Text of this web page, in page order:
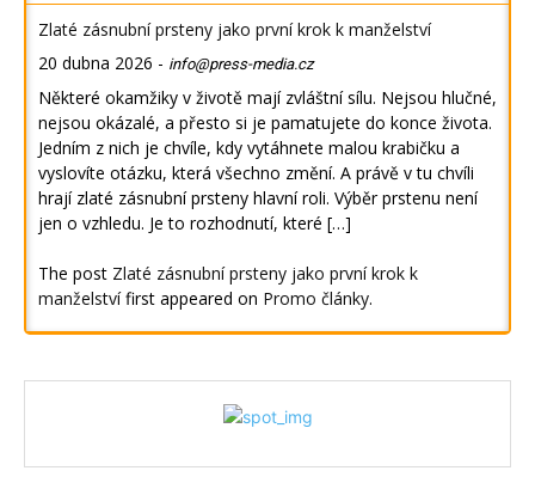
Zlaté zásnubní prsteny jako první krok k manželství
20 dubna 2026 - info@press-media.cz
Některé okamžiky v životě mají zvláštní sílu. Nejsou hlučné,
nejsou okázalé, a přesto si je pamatujete do konce života.
Jedním z nich je chvíle, kdy vytáhnete malou krabičku a
vyslovíte otázku, která všechno změní. A právě v tu chvíli
hrají zlaté zásnubní prsteny hlavní roli. Výběr prstenu není
jen o vzhledu. Je to rozhodnutí, které […]
The post Zlaté zásnubní prsteny jako první krok k
manželstvífirst appeared on Promo články.